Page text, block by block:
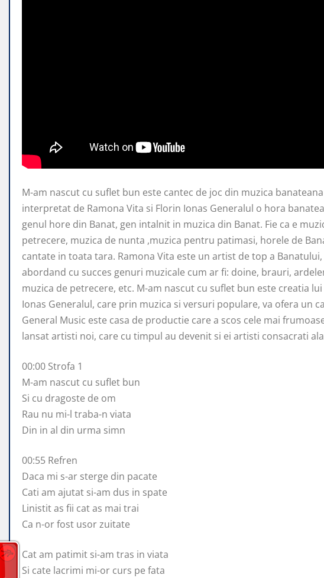
M-am nascut cu suflet bun este cantec de joc din muzica banateana
interpretat de Ramona Vita si Florin Ionas Generalul o hora
genul hore din Banat, gen intalnit in muzica din Banat. Fie ca e
petrecere, muzica de nunta ,muzica pentru patimasi, horele de
cantate in toata tara. Ramona Vita este un artist de top a Banatului,
abordand cu succes genuri muzicale cum ar fi: doine, brauri,
muzica de petrecere, etc. M-am nascut cu suflet bun este creatia
Ionas Generalul, care prin muzica si versuri populare, va ofera un
General Music este casa de productie care a scos cele mai
lansat artisti noi, care cu timpul au devenit si ei artisti consacrati
00:00 Strofa 1
M-am nascut cu suflet bun
Si cu dragoste de om
Rau nu mi-l traba-n viata
Din in al din urma simn
00:55 Refren
Daca mi s-ar sterge din pacate
Cati am ajutat si-am dus in spate
Linistit as fii cat as mai trai
Ca n-or fost usor zuitate
Cat am patimit si-am tras in viata
Si cate lacrimi mi-or curs pe fata